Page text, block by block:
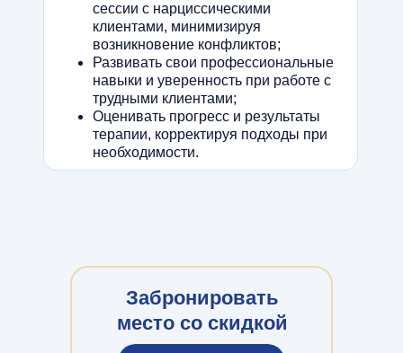
сессии с нарциссическими
клиентами, минимизируя
возникновение конфликтов;
Развивать свои профессиональные
навыки и уверенность при работе с
трудными клиентами;
Оценивать прогресс и результаты
терапии, корректируя подходы при
необходимости.
Забронировать
место со скидкой